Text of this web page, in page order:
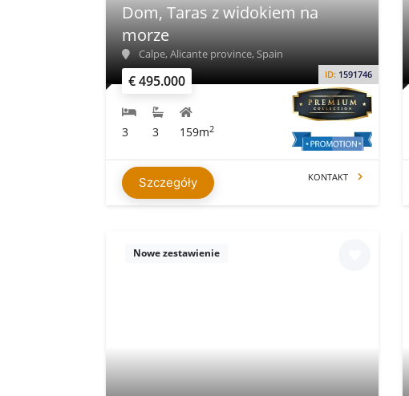
€ 495.000 ID: 1591746
Dom, Taras z widokiem na
morze
Calpe, Alicante province, Spain
3 3 159m2
Szczegóły KONTAKT
Nowe zestawienie